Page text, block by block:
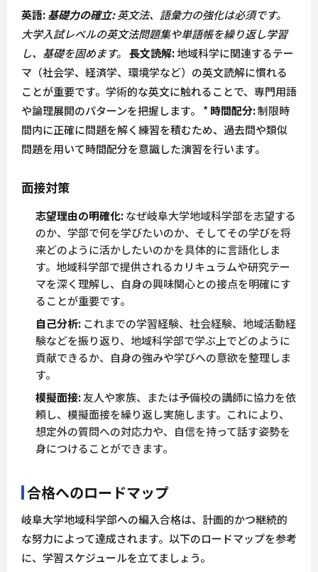
英語:基礎力の確立:英文法、語彙力の強化は必須です。
大学入試レベルの英文法問題集や単語帳を繰り返し学習
し、基礎を固めます。 長文読解:地域科学に関連するテー
マ（社会学、経済学、環境学など）の英文読解に慣れる
ことが重要です。学術的な英文に触れることで、専門用語
や論理展開のパターンを把握します。 *時間配分:制限時
間内に正確に問題を解く練習を積むため、過去問や類似
問題を用いて時間配分を意識した演習を行います。
面接対策
志望理由の明確化:なぜ岐阜大学地域科学部を志望する
のか、学部で何を学びたいのか、そしてその学びを将
来どのように活かしたいのかを具体的に言語化しま
す。地域科学部で提供されるカリキュラムや研究テー
マを深く理解し、自身の興味関心との接点を明確にす
ることが重要です。
自己分析: これまでの学習経験、社会経験、地域活動経
験などを振り返り、地域科学部で学ぶ上でどのように
貢献できるか、自身の強みや学びへの意欲を整理しま
す。
模擬面接:友人や家族、または予備校の講師に協力を依
頼し、模擬面接を繰り返し実施します。これにより、
想定外の質問への対応力や、自信を持って話す姿勢を
身につけることができます。
合格へのロードマップ
岐阜大学地域科学部への編入合格は、計画的かつ継続的
な努力によって達成されます。以下のロードマップを参考
に、学習スケジュールを立てましょう。